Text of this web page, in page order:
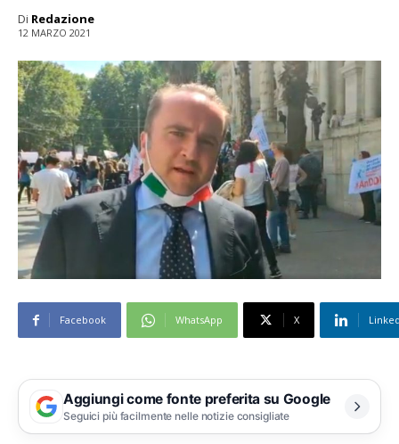
Di Redazione
12 MARZO 2021
Facebook WhatsApp X
Aggiungi come fonte preferita su Google
Seguici più facilmente nelle notizie consigliate